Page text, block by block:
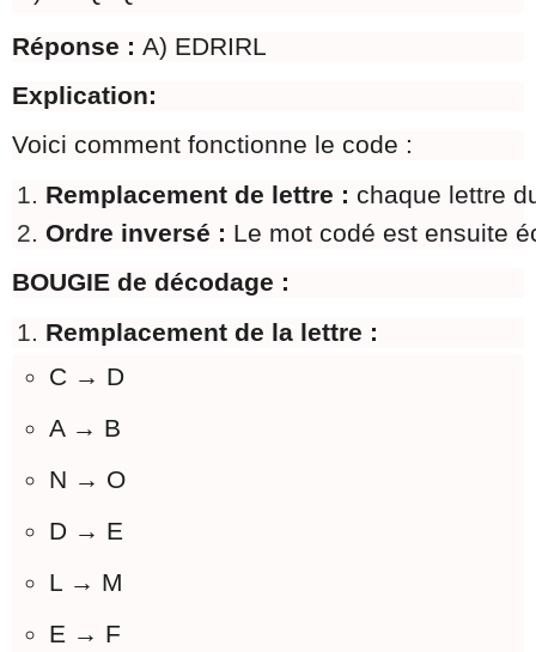
Réponse : A) EDRIRL
Explication:
Voici comment fonctionne le code :
Remplacement de lettre : chaque lettre
Ordre inversé : Le mot codé est ensuite
BOUGIE de décodage :
Remplacement de la lettre :
C → D
A → B
N → O
D → E
L → M
E → F